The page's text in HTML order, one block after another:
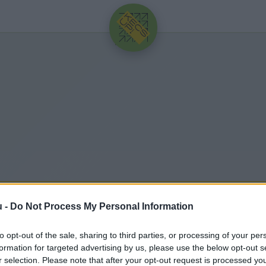
- Do Not Process My Personal Information
opt-out of the sale, sharing to third parties, or processing of your
for targeted advertising by us, please use the below opt-out
selection. Please note that after your opt-out request is processed
HIRDETÉS
és stagnál a szennyvízben a
Hírös Embör